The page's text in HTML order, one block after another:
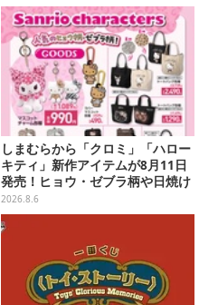
しまむらから「クロミ」「ハロー
キティ」新作アイテムが8月11日
発売！ヒョウ・ゼブラ柄や日焼け
デザインの可愛い雑貨・アパレル
など多数
2026.8.6